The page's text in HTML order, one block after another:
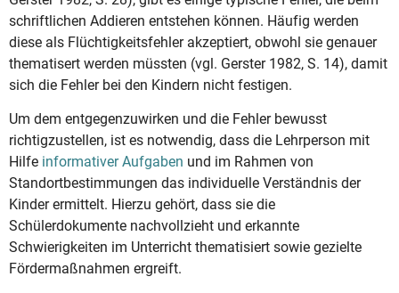
schriftlichen Addieren entstehen können. Häufig werden
diese als Flüchtigkeitsfehler akzeptiert, obwohl sie genauer
thematisert werden müssten (vgl. Gerster 1982, S. 14), damit
sich die Fehler bei den Kindern nicht festigen.
Um dem entgegenzuwirken und die Fehler bewusst
richtigzustellen, ist es notwendig, dass die Lehrperson mit
Hilfe informativer Aufgaben und im Rahmen von
Standortbestimmungen das individuelle Verständnis der
Kinder ermittelt. Hierzu gehört, dass sie die
Schülerdokumente nachvollzieht und erkannte
Schwierigkeiten im Unterricht thematisiert sowie gezielte
Fördermaßnahmen ergreift.